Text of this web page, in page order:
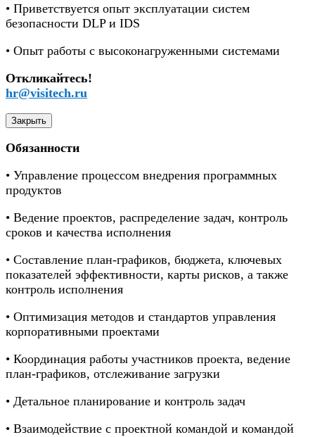
• Приветствуется опыт эксплуатации систем
безопасности DLP и IDS
• Опыт работы с высоконагруженными системами
Откликайтесь!
hr@visitech.ru
Закрыть
Обязанности
• Управление процессом внедрения программных
продуктов
• Ведение проектов, распределение задач, контроль
сроков и качества исполнения
• Составление план-графиков, бюджета, ключевых
показателей эффективности, карты рисков, а также
контроль исполнения
• Оптимизация методов и стандартов управления
корпоративными проектами
• Координация работы участников проекта, ведение
план-графиков, отслеживание загрузки
• Детальное планирование и контроль задач
• Взаимодействие с проектной командой и командой